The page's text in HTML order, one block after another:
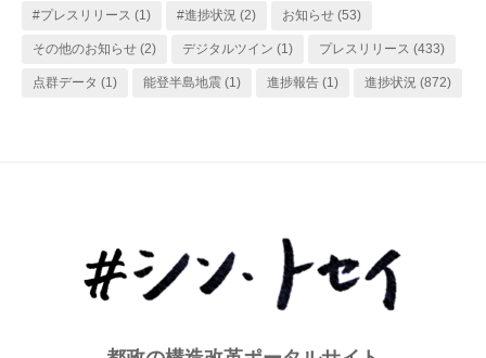
#プレスリリース (1) #進捗状況 (2) お知らせ (53)
その他のお知らせ (2) デジタルツイン (1) プレスリリース (433)
点群データ (1) 能登半島地震 (1) 進捗報告 (1) 進捗状況 (872)